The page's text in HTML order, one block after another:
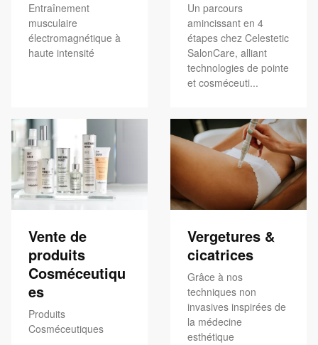
Entraînement
musculaire
électromagnétique à
haute intensité
Un parcours
amincissant en 4
étapes chez Celestetic
SalonCare, alliant
technologies de pointe
et cosméceuti...
Vente de
produits
Cosméceutiqu
es
Produits
Cosméceutiques
Vergetures &
cicatrices
Grâce à nos
techniques non
invasives inspirées de
la médecine
esthétique